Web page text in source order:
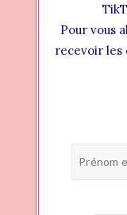
Pour vous
recevoir les